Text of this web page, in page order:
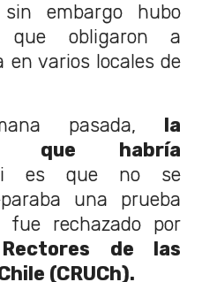
embargo hubo
que obligaron a
en varios locales de
pasada,
la
que habría
es que no se
una prueba
fue rechazado por
de las
(CRUCh).